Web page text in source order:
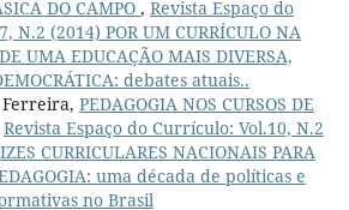
DO CAMPO , Revista Espaço do
N.2 (2014) POR UM CURRÍCULO NA
UMA EDUCAÇÃO MAIS DIVERSA,
debates atuais..
PEDAGOGIA NOS CURSOS DE
Revista Espaço do Currículo: Vol.10, N.2
CURRICULARES NACIONAIS PARA
uma década de políticas e
no Brasil